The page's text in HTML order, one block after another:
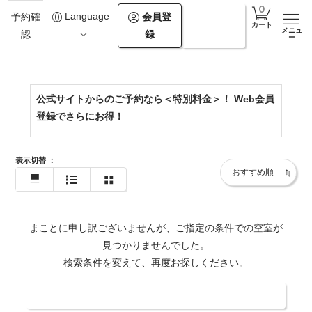
予約確
認
Language
会員登
録
カート
メニュ
ー
0154-67-2500
https://www.theforestakan.com/
公式サイトからのご予約なら＜特別料金＞！ Web会員
登録でさらにお得！
表示切替 ：
まことに申し訳ございませんが、ご指定の条件での空室が
見つかりませんでした。
検索条件を変えて、再度お探しください。